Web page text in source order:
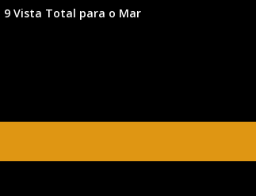
9 Vista Total para o Mar